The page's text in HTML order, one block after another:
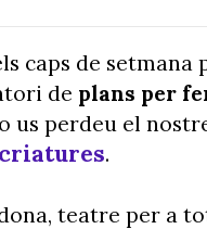
caps de setmana
de plans per
us perdeu el
.
teatre per a